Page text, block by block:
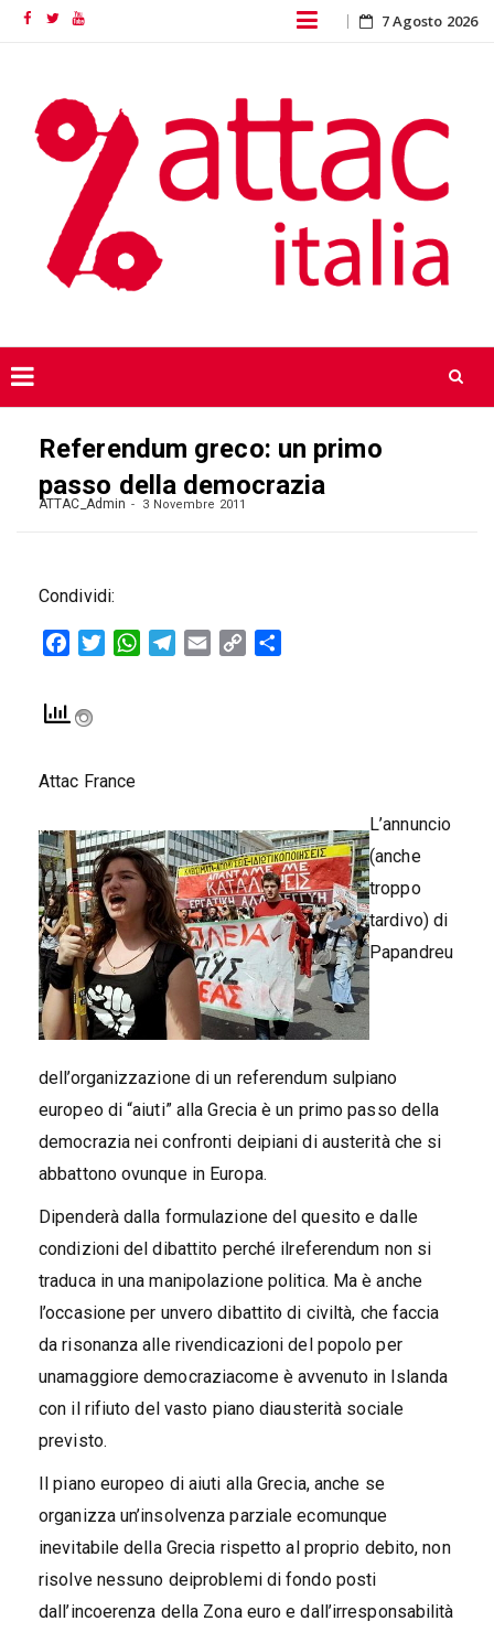
FacebookTwitterYouTube Skip
content
7 Agosto 2026
Referendum greco: un primo
passo della democrazia
ATTAC_Admin 3 Novembre 2011
Condividi:
FacebookTwitterWhatsAppTelegram
Email
Copy
Attac France
L’annuncio
(anche
troppo
tardivo) di
Papandreu
dell’organizzazione di un referendum sulpiano
europeo di “aiuti” alla Grecia è un primo passo della
democrazia nei confronti deipiani di austerità che si
abbattono ovunque in Europa.
Dipenderà dalla formulazione del quesito e dalle
condizioni del dibattito perché ilreferendum non si
traduca in una manipolazione politica. Ma è anche
l’occasione per unvero dibattito di civiltà, che faccia
da risonanza alle rivendicazioni del popolo per
unamaggiore democraziacome è avvenuto in Islanda
con il rifiuto del vasto piano diausterità sociale
previsto.
Il piano europeo di aiuti alla Grecia, anche se
organizza un’insolvenza parziale ecomunque
inevitabile della Grecia rispetto al proprio debito, non
risolve nessuno deiproblemi di fondo posti
dall’incoerenza della Zona euro e dall’irresponsabilità